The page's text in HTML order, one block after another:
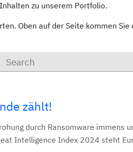
zu unserem Portfolio.
Oben auf der Seite kommen Sie
zählt!
durch Ransomware immens
Intelligence Index 2024 steht